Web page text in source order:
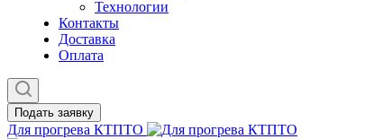
Технологии
Контакты
Доставка
Оплата
Подать заявку
Для прогрева КТПТО